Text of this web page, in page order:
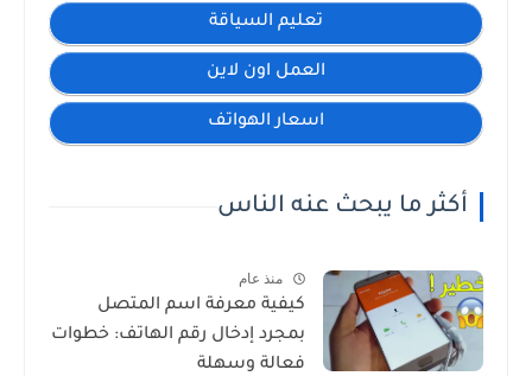
تعليم السياقة
العمل اون لاين
اسعار الهواتف
أكثر ما يبحث عنه الناس
منذ عام
كيفية معرفة اسم المتصل
بمجرد إدخال رقم الهاتف: خطوات
فعالة وسهلة